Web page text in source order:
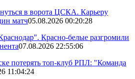
в ворота ЦСКА. Карьеру
матч05.08.2026 00:20:28
Красно-белые разгромили
07.08.2026 22:55:06
потерять топ-клуб РПЛ: "Команда
11:04:24